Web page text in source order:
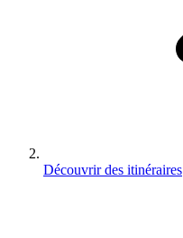
Découvrir des itinéraires